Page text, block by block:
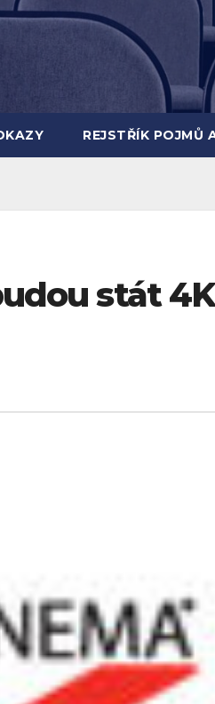
REJSTŘÍK POJMŮ
stát 4K